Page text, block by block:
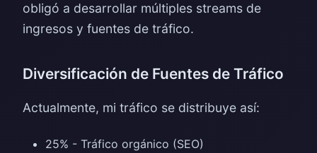
obligó a desarrollar múltiples streams de
ingresos y fuentes de tráfico.
Diversificación de Fuentes de Tráfico
Actualmente, mi tráfico se distribuye así:
25% - Tráfico orgánico (SEO)